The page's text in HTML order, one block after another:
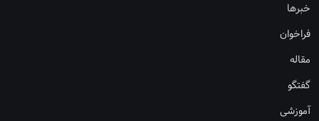
خبرها
فراخوان
مقاله
گفتگو
آموزشی